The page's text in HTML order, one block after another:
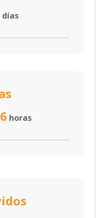
días
horas